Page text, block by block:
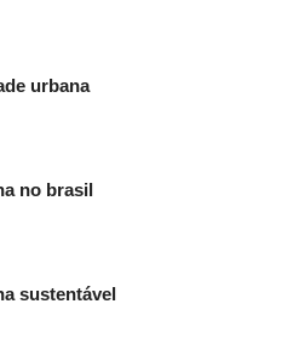
urbana
no brasil
sustentável